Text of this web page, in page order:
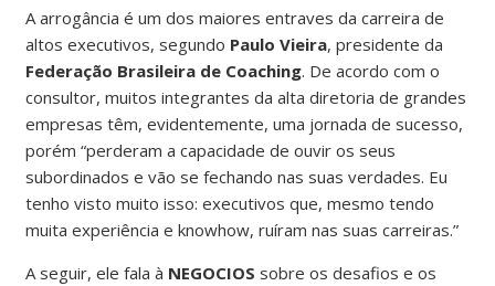
A arrogância é um dos maiores entraves da carreira de
altos executivos, segundo Paulo Vieira, presidente da
Federação Brasileira de Coaching. De acordo com o
consultor, muitos integrantes da alta diretoria de grandes
empresas têm, evidentemente, uma jornada de sucesso,
porém “perderam a capacidade de ouvir os seus
subordinados e vão se fechando nas suas verdades. Eu
tenho visto muito isso: executivos que, mesmo tendo
muita experiência e knowhow, ruíram nas suas carreiras.”
A seguir, ele fala à NEGOCIOS sobre os desafios e os